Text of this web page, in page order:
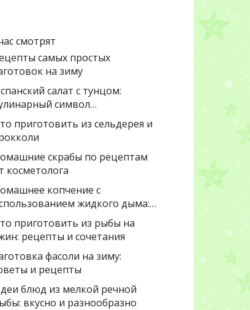
смотрят
самых простых
на зиму
салат с тунцом:
символ…
приготовить из сельдерея и
скрабы по рецептам
косметолога
копчение с
жидкого дыма:…
приготовить из рыбы на
рецепты и сочетания
фасоли на зиму:
и рецепты
блюд из мелкой речной
вкусно и разнообразно